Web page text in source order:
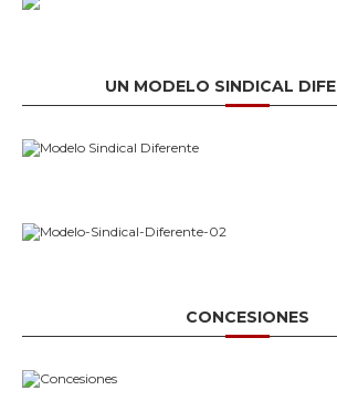
UN MODELO SINDICAL
CONCESIONES